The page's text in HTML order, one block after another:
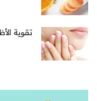
تقوية